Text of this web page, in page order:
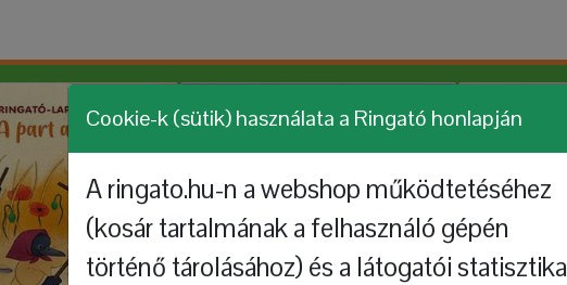
Cookie-k (sütik) használata a Ringató honlapján
A ringato.hu-n a webshop működtetéséhez
(kosár tartalmának a felhasználó gépén
történő tárolásához) és a látogatói statisztika